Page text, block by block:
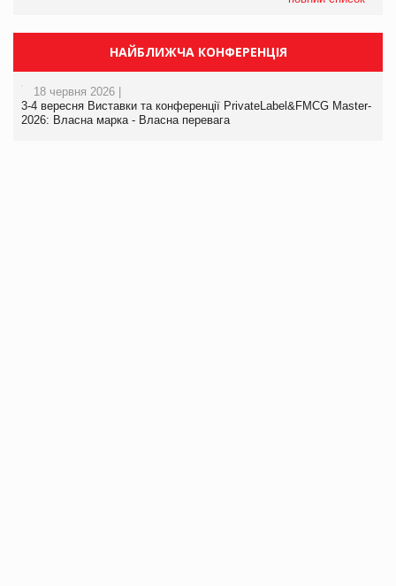
НАЙБЛИЖЧА КОНФЕРЕНЦІЯ
18 червня 2026 |
3-4 вересня Виставки та конференції PrivateLabel&FMCG Master-
2026: Власна марка - Власна перевага